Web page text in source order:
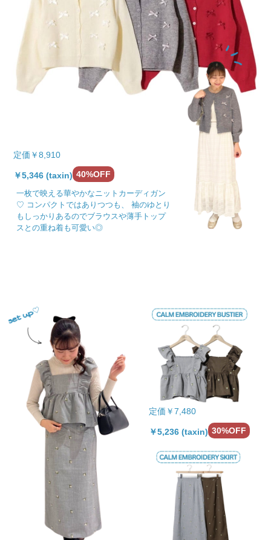
定価￥8,910
￥5,346 (taxin) 40%OFF
一枚で映える華やかなニットカーディガン
♡ コンパクトではありつつも、 袖のゆとり
もしっかりあるのでブラウスや薄手トップ
スとの重ね着も可愛い◎
定価￥7,480
￥5,236 (taxin) 30%OFF